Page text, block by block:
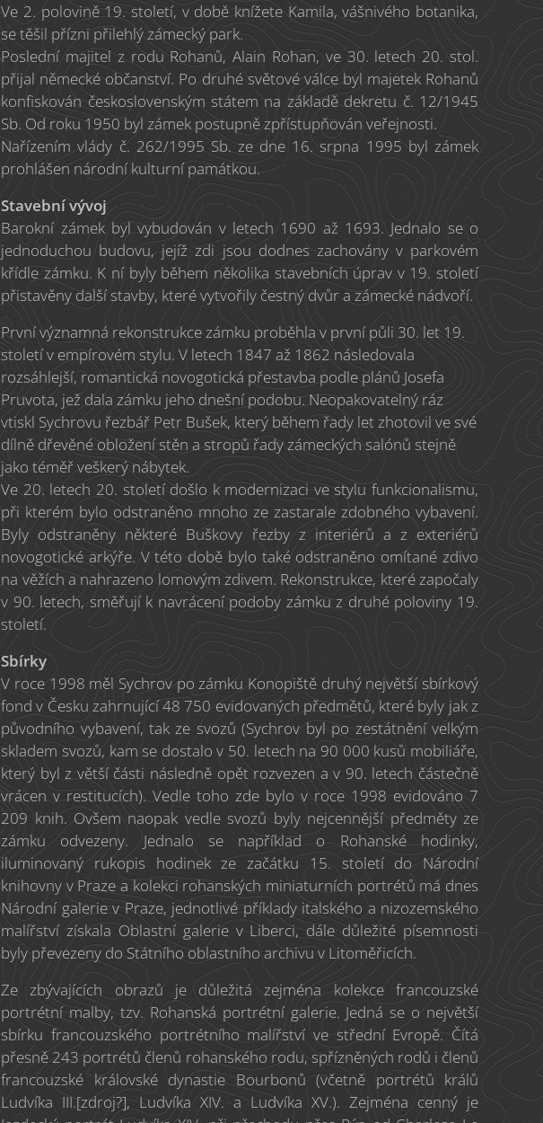
Ve 2. polovině 19. století, v době knížete Kamila, vášnivého botanika,
se těšil přízni přilehlý zámecký park.
Poslední majitel z rodu Rohanů, Alain Rohan, ve 30. letech 20. stol.
přijal německé občanství. Po druhé světové válce byl majetek Rohanů
konfiskován československým státem na základě dekretu č. 12/1945
Sb. Od roku 1950 byl zámek postupně zpřístupňován veřejnosti.
Nařízením vlády č. 262/1995 Sb. ze dne 16. srpna 1995 byl zámek
prohlášen národní kulturní památkou.
Stavební vývoj
Barokní zámek byl vybudován v letech 1690 až 1693. Jednalo se o
jednoduchou budovu, jejíž zdi jsou dodnes zachovány v parkovém
křídle zámku. K ní byly během několika stavebních úprav v 19. století
přistavěny další stavby, které vytvořily čestný dvůr a zámecké nádvoří.
První významná rekonstrukce zámku proběhla v první půli 30. let 19.
století v empírovém stylu. V letech 1847 až 1862 následovala
rozsáhlejší, romantická novogotická přestavba podle plánů Josefa
Pruvota, jež dala zámku jeho dnešní podobu. Neopakovatelný ráz
vtiskl Sychrovu řezbář Petr Bušek, který během řady let zhotovil ve své
dílně dřevěné obložení stěn a stropů řady zámeckých salónů stejně
jako téměř veškerý nábytek.
Ve 20. letech 20. století došlo k modernizaci ve stylu funkcionalismu,
při kterém bylo odstraněno mnoho ze zastarale zdobného vybavení.
Byly odstraněny některé Buškovy řezby z interiérů a z exteriérů
novogotické arkýře. V této době bylo také odstraněno omítané zdivo
na věžích a nahrazeno lomovým zdivem. Rekonstrukce, které započaly
v 90. letech, směřují k navrácení podoby zámku z druhé poloviny 19.
století.
Sbírky
V roce 1998 měl Sychrov po zámku Konopiště druhý největší sbírkový
fond v Česku zahrnující 48 750 evidovaných předmětů, které byly jak z
původního vybavení, tak ze svozů (Sychrov byl po zestátnění velkým
skladem svozů, kam se dostalo v 50. letech na 90 000 kusů mobiliáře,
který byl z větší části následně opět rozvezen a v 90. letech částečně
vrácen v restitucích). Vedle toho zde bylo v roce 1998 evidováno 7
209 knih. Ovšem naopak vedle svozů byly nejcennější předměty ze
zámku odvezeny. Jednalo se například o Rohanské hodinky,
iluminovaný rukopis hodinek ze začátku 15. století do Národní
knihovny v Praze a kolekci rohanských miniaturních portrétů má dnes
Národní galerie v Praze, jednotlivé příklady italského a nizozemského
malířství získala Oblastní galerie v Liberci, dále důležité písemnosti
byly převezeny do Státního oblastního archivu v Litoměřicích.
Ze zbývajících obrazů je důležitá zejména kolekce francouzské
portrétní malby, tzv. Rohanská portrétní galerie. Jedná se o největší
sbírku francouzského portrétního malířství ve střední Evropě. Čítá
přesně 243 portrétů členů rohanského rodu, spřízněných rodů i členů
francouzské královské dynastie Bourbonů (včetně portrétů králů
Ludvíka III.[zdroj?], Ludvíka XIV. a Ludvíka XV.). Zejména cenný je